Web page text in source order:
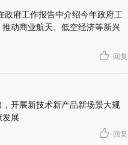
政府工作报告中介绍今年政府工
动商业航天、低空经济等新兴
· 回复
开展新技术新产品新场景大规
展
· 回复